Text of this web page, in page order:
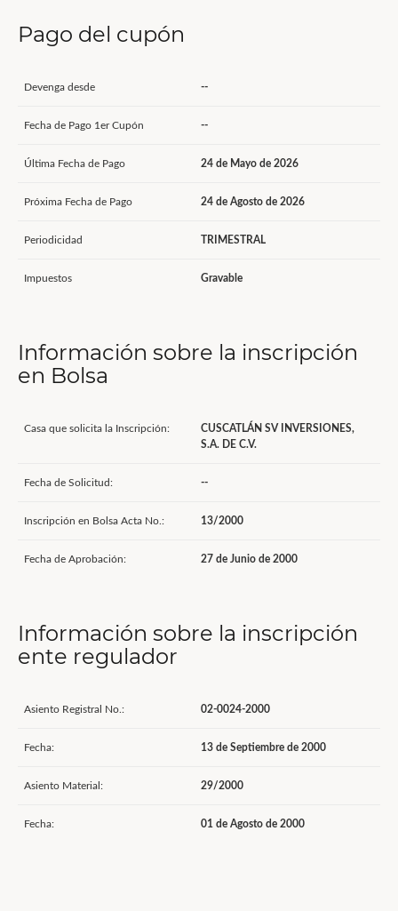
Pago del cupón
Devenga desde --
Fecha de Pago 1er Cupón --
Última Fecha de Pago 24 de Mayo de 2026
Próxima Fecha de Pago 24 de Agosto de 2026
Periodicidad TRIMESTRAL
Impuestos Gravable
Información sobre la inscripción
en Bolsa
Casa que solicita la Inscripción:
CUSCATLÁN SV INVERSIONES,
S.A. DE C.V.
Fecha de Solicitud: --
Inscripción en Bolsa Acta No.: 13/2000
Fecha de Aprobación: 27 de Junio de 2000
Información sobre la inscripción
ente regulador
Asiento Registral No.: 02-0024-2000
Fecha: 13 de Septiembre de 2000
Asiento Material: 29/2000
Fecha: 01 de Agosto de 2000